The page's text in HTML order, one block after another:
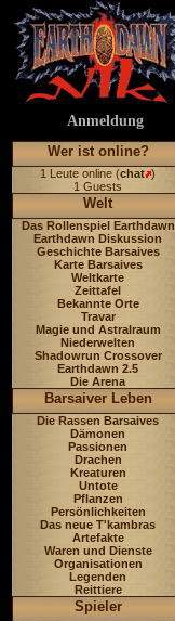
Anmeldung
Wer ist online?
1 Leute online (chat )
1 Guests
Welt
Das Rollenspiel Earthdawn
Earthdawn Diskussion
Geschichte Barsaives
Karte Barsaives
Weltkarte
Zeittafel
Bekannte Orte
Travar
Magie und Astralraum
Niederwelten
Shadowrun Crossover
Earthdawn 2.5
Die Arena
Barsaiver Leben
Die Rassen Barsaives
Dämonen
Passionen
Drachen
Kreaturen
Untote
Pflanzen
Persönlichkeiten
Das neue T'kambras
Artefakte
Waren und Dienste
Organisationen
Legenden
Reittiere
Spieler